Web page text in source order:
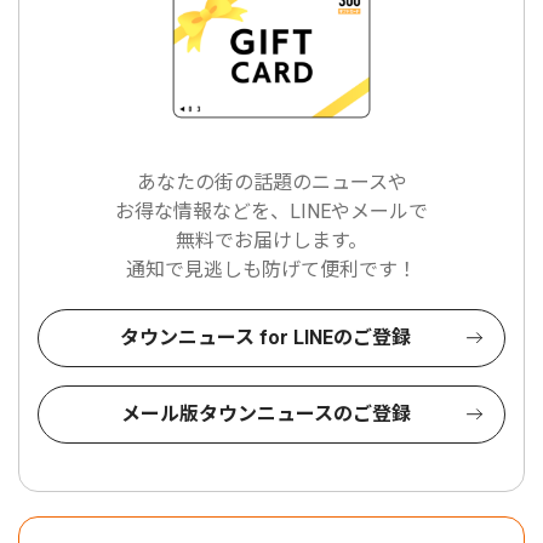
あなたの街の話題のニュースや
お得な情報などを、LINEやメールで
無料でお届けします。
通知で見逃しも防げて便利です！
タウンニュース for LINEのご登録
メール版タウンニュースのご登録